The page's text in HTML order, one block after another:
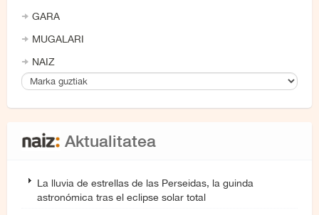
GARA
MUGALARI
NAIZ
Aktualitatea
La lluvia de estrellas de las Perseidas, la guinda
astronómica tras el eclipse solar total